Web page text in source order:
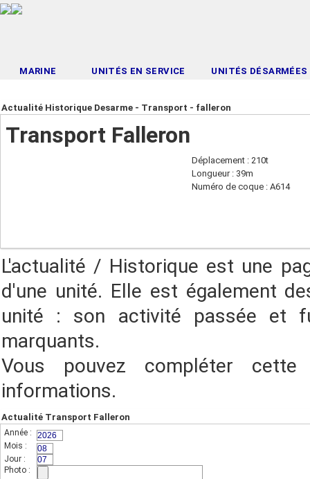
MARINE UNITÉS EN SERVICE UNITÉS DÉSARMÉES
Actualité Historique Desarme - Transport - falleron
Transport Falleron
Déplacement : 210t
Longueur : 39m
Numéro de coque : A614
L'actualité / Historique est une
d'une unité. Elle est également
unité : son activité passée et
marquants.
Vous pouvez compléter
informations.
Actualité Transport Falleron
Année :
Mois :
Jour :
Photo :